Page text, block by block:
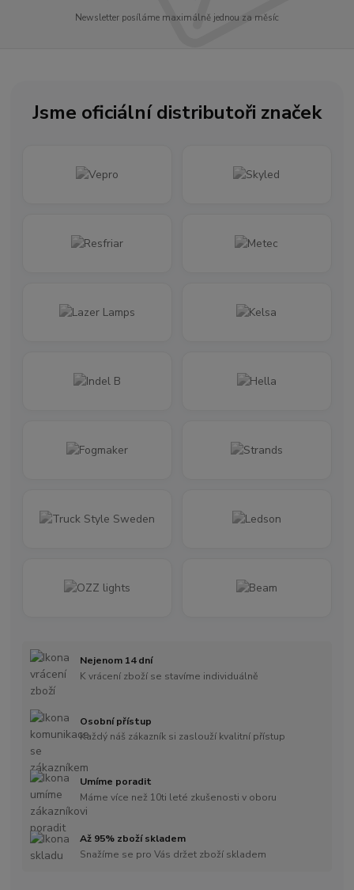
Newsletter posíláme maximálně jednou za měsíc
Jsme oficiální distributoři značek
Nejenom 14 dní
K vrácení zboží se stavíme individuálně
Osobní přístup
Každý náš zákazník si zaslouží kvalitní přístup
Umíme poradit
Máme více než 10ti leté zkušenosti v oboru
Až 95% zboží skladem
Snažíme se pro Vás držet zboží skladem